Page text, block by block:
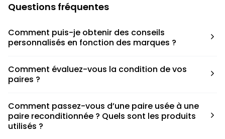
Questions fréquentes
Comment puis-je obtenir des conseils
personnalisés en fonction des marques ?
pour déterminer la taille appropriée, que ce soit une taille
en dessous, au-dessus ou correspondant à votre taille
Comment évaluez-vous la condition de vos
paires ?
défauts spécifiques de chaque paire.
Comment passez-vous d’une paire usée à une
paire reconditionnée ? Quels sont les produits
utilisés ?